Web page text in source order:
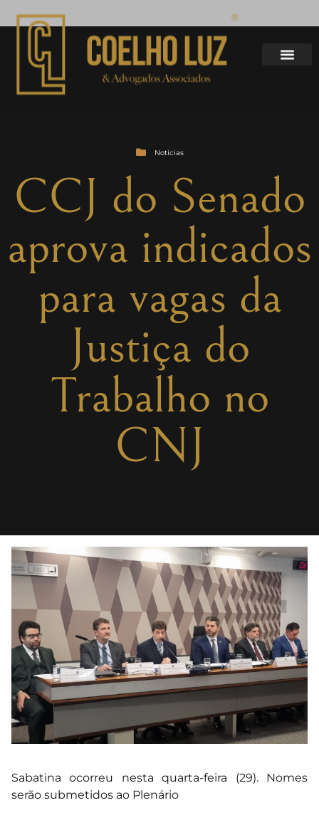
Notícias
CCJ do Senado
aprova indicados
para vagas da
Justiça do
Trabalho no
CNJ
Sabatina ocorreu nesta quarta-feira (29). Nomes
serão submetidos ao Plenário